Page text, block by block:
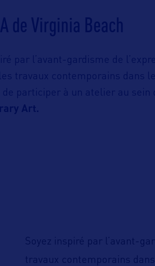
de Virginia Beach
par l’avant-gardisme de
travaux contemporains dans
de participer à un atelier au sein
Art.
Soyez inspiré par l’avant-
travaux contemporains